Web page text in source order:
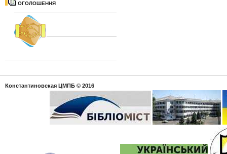
ОГОЛОШЕННЯ
Константиновская ЦМПБ © 2016